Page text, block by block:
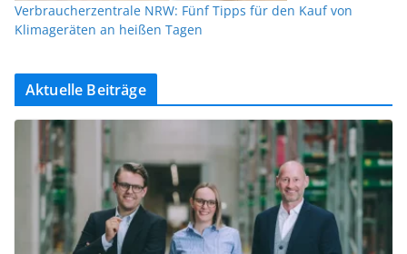
Verbraucherzentrale NRW: Fünf Tipps für den Kauf von
Klimageräten an heißen Tagen
Aktuelle Beiträge